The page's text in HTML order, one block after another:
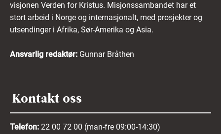
visjonen Verden for Kristus. Misjonssambandet har et
stort arbeid i Norge og internasjonalt, med prosjekter og
utsendinger i Afrika, Sør-Amerika og Asia.
Ansvarlig redaktør: Gunnar Bråthen
Kontakt oss
Telefon: 22 00 72 00 (man-fre 09:00-14:30)